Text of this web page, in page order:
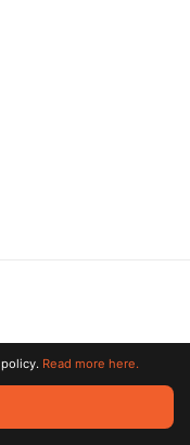
All trademarks
Read more here.